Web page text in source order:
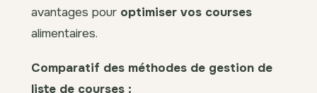
avantages pour optimiser vos courses
alimentaires.
Comparatif des méthodes de gestion de
liste de courses :